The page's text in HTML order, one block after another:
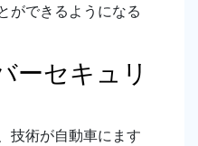
ができるようになる
ーセキュリ
技術が自動車にます